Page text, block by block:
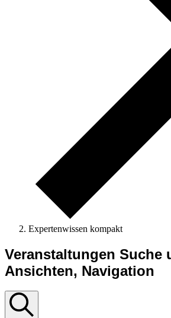
Expertenwissen kompakt
Veranstaltungen
Veranstaltungen Suche
Ansichten, Navigation